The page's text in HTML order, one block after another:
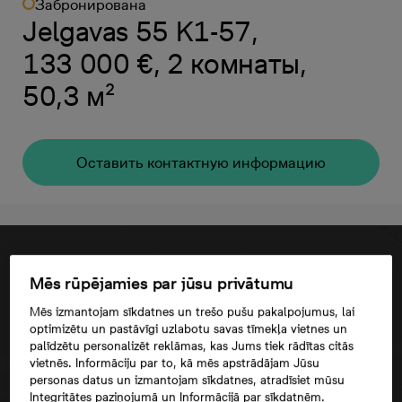
Забронирована
Jelgavas 55 K1-57,
133 000 €, 2 комнаты,
50,3 м²
Oставить контактную информацию
Mēs rūpējamies par jūsu privātumu
Mēs izmantojam sīkdatnes un trešo pušu pakalpojumus, lai
optimizētu un pastāvīgi uzlabotu savas tīmekļa vietnes un
palīdzētu personalizēt reklāmas, kas Jums tiek rādītas citās
vietnēs. Informāciju par to, kā mēs apstrādājam Jūsu
personas datus un izmantojam sīkdatnes, atradīsiet mūsu
Integritātes paziņojumā un Informācijā par sīkdatnēm.